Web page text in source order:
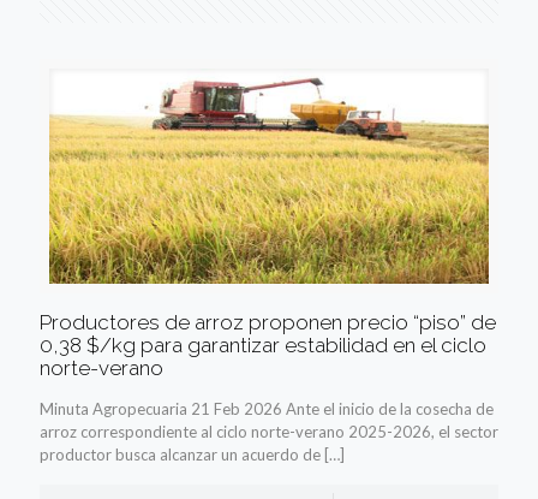
Productores de arroz proponen precio “piso” de
0,38 $/kg para garantizar estabilidad en el ciclo
norte-verano
Minuta Agropecuaria 21 Feb 2026 Ante el inicio de la cosecha de
arroz correspondiente al ciclo norte-verano 2025-2026, el sector
productor busca alcanzar un acuerdo de […]